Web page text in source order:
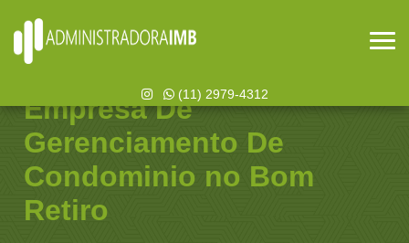
(11) 2979-4312
Empresa De
Gerenciamento De
Condominio no Bom
Retiro